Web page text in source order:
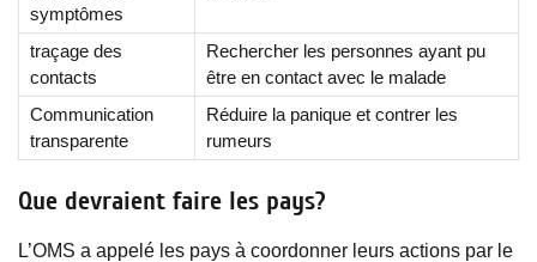
symptômes
traçage des
contacts
Rechercher les personnes ayant pu
être en contact avec le malade
Communication
transparente
Réduire la panique et contrer les
rumeurs
Que devraient faire les pays?
L’OMS a appelé les pays à coordonner leurs actions par le